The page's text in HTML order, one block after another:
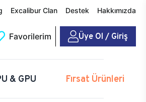
Excalibur Clan Destek Hakkımızda
Favorilerim Üye Ol / Giriş
& GPU Fırsat Ürünleri